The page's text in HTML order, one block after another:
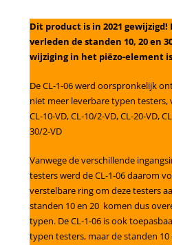
Dit product is in 2021 gewijzigd!
verleden de standen 10, 20 en
wijziging in het piëzo-element
De CL-1-06 werd oorspronkelijk
niet meer leverbare typen testers,
CL-10-VD, CL-10/2-VD, CL-20-VD,
30/2-VD
Vanwege de verschillende
testers werd de CL-1-06 daarom
verstelbare ring om deze testers
standen 10 en 20 komen dus
typen. De CL-1-06 is ook
typen testers, maar de standen